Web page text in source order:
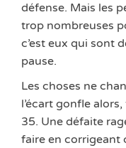
défense. Mais les
trop nombreuses
c’est eux qui sont
pause.
Les choses ne
l’écart gonfle
35. Une défaite
faire en corrigeant